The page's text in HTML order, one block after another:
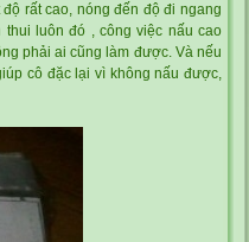
rất cao, nóng đến độ đi ngang
thui luôn đó , công việc nấu cao
phải ai cũng làm được. Và nếu
cô đặc lại vì không nấu được,